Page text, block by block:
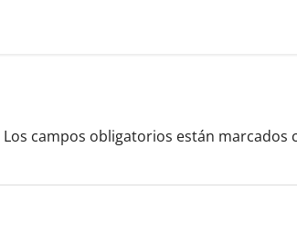
Los campos obligatorios están marcados